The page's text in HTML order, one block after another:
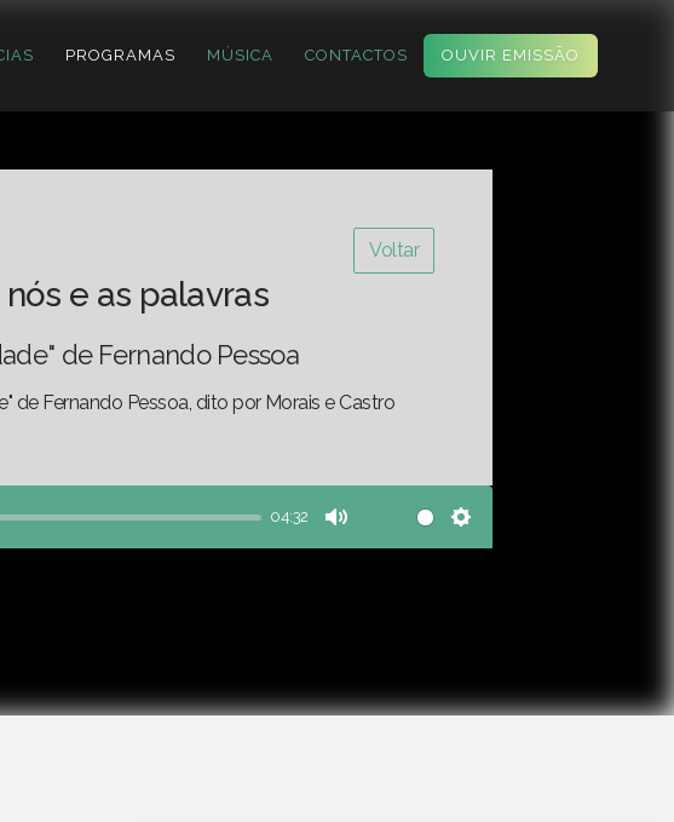
PROGRAMAS MÚSICA CONTACTOS OUVIR EMISSÃO
Voltar
nós e as palavras
de Fernando Pessoa
de Fernando Pessoa, dito por Morais e Castro
04:32
Mute Settings